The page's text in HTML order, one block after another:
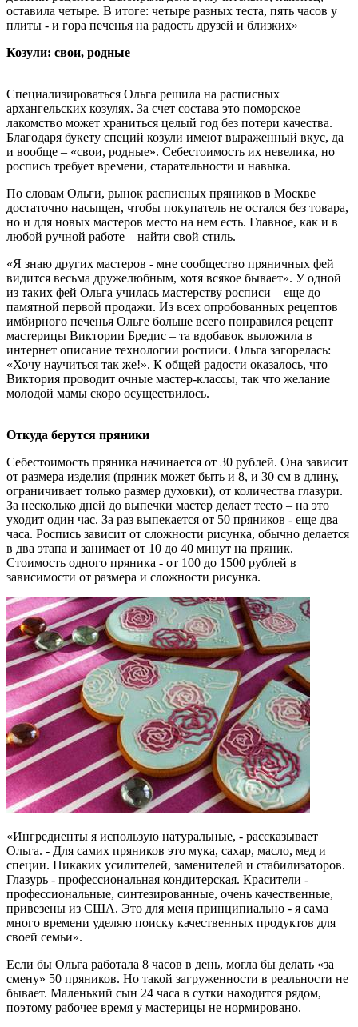
оставила четыре. В итоге: четыре разных теста, пять часов у
плиты - и гора печенья на радость друзей и близких»
Козули: свои, родные
Специализироваться Ольга решила на расписных
архангельских козулях. За счет состава это поморское
лакомство может храниться целый год без потери качества.
Благодаря букету специй козули имеют выраженный вкус, да
и вообще – «свои, родные». Себестоимость их невелика, но
роспись требует времени, старательности и навыка.
По словам Ольги, рынок расписных пряников в Москве
достаточно насыщен, чтобы покупатель не остался без товара,
но и для новых мастеров место на нем есть. Главное, как и в
любой ручной работе – найти свой стиль.
«Я знаю других мастеров - мне сообщество пряничных фей
видится весьма дружелюбным, хотя всякое бывает». У одной
из таких фей Ольга училась мастерству росписи – еще до
памятной первой продажи. Из всех опробованных рецептов
имбирного печенья Ольге больше всего понравился рецепт
мастерицы Виктории Бредис – та вдобавок выложила в
интернет описание технологии росписи. Ольга загорелась:
«Хочу научиться так же!». К общей радости оказалось, что
Виктория проводит очные мастер-классы, так что желание
молодой мамы скоро осуществилось.
Откуда берутся пряники
Себестоимость пряника начинается от 30 рублей. Она зависит
от размера изделия (пряник может быть и 8, и 30 см в длину,
ограничивает только размер духовки), от количества глазури.
За несколько дней до выпечки мастер делает тесто – на это
уходит один час. За раз выпекается от 50 пряников - еще два
часа. Роспись зависит от сложности рисунка, обычно делается
в два этапа и занимает от 10 до 40 минут на пряник.
Стоимость одного пряника - от 100 до 1500 рублей в
зависимости от размера и сложности рисунка.
«Ингредиенты я использую натуральные, - рассказывает
Ольга. - Для самих пряников это мука, сахар, масло, мед и
специи. Никаких усилителей, заменителей и стабилизаторов.
Глазурь - профессиональная кондитерская. Красители -
профессиональные, синтезированные, очень качественные,
привезены из США. Это для меня принципиально - я сама
много времени уделяю поиску качественных продуктов для
своей семьи».
Если бы Ольга работала 8 часов в день, могла бы делать «за
смену» 50 пряников. Но такой загруженности в реальности не
бывает. Маленький сын 24 часа в сутки находится рядом,
поэтому рабочее время у мастерицы не нормировано.